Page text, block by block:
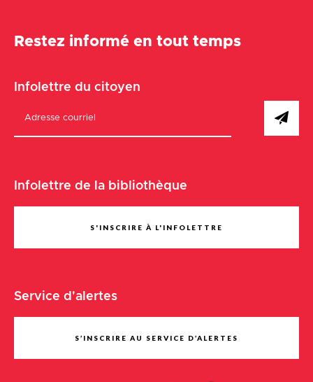
Restez informé en tout temps
Infolettre du citoyen
Infolettre de la bibliothèque
S'INSCRIRE À L'INFOLETTRE
Service d'alertes
S’INSCRIRE AU SERVICE D’ALERTES